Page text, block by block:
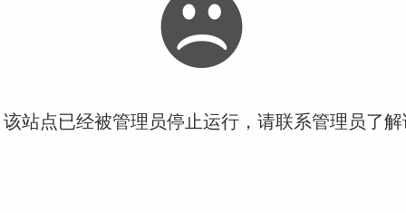
站点已经被管理员停止运行，请联系管理员了